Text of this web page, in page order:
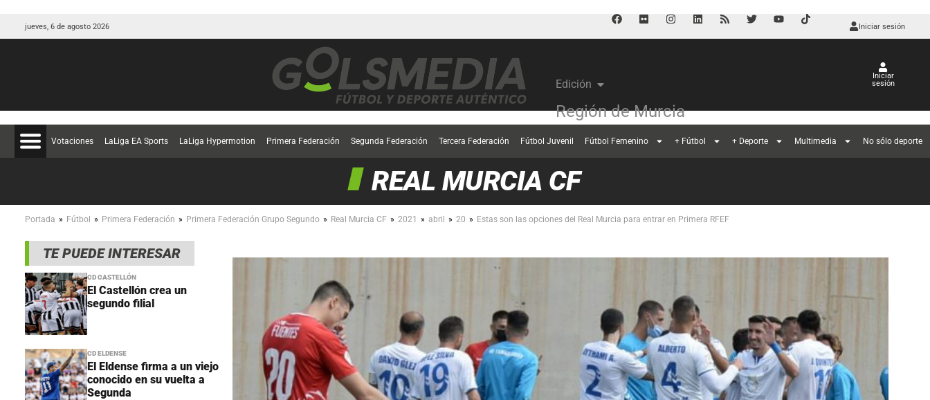
jueves, 6 de agosto 2026 Iniciar sesión
Edición
Región de Murcia
Iniciar
sesión
Votaciones LaLiga EA Sports LaLiga Hypermotion Primera Federación Segunda Federación Tercera Federación Fútbol Juvenil Fútbol Femenino + Fútbol + Deporte Multimedia No sólo deporte
REAL MURCIA CF
Portada » Fútbol » Primera Federación » Primera Federación Grupo Segundo » Real Murcia CF » 2021 » abril » 20 » Estas son las opciones del Real Murcia para entrar en Primera RFEF
TE PUEDE INTERESAR
CD CASTELLÓN
El Castellón crea un
segundo filial
CD ELDENSE
El Eldense firma a un viejo
conocido en su vuelta a
Segunda